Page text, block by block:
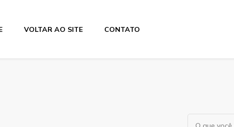
VOLTAR AO SITE CONTATO
Procurando